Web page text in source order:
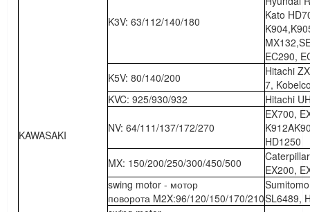
KAWASAKI
K3V: 63/112/140/180
Kato
EC290,
K5V: 80/140/200
Hitachi
7,
KVC: 925/930/932
Hitachi
NV: 64/111/137/172/270
EX700,
HD1250
MX: 150/200/250/300/450/500
EX200,
swing motor - мотор
поворота M2X:96/120/150/170/210SL6489,